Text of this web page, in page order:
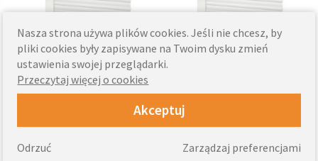
DOSTOSUJ
- roleta antywłamaniowa
zewnętrzna
- Nowoczesny system
DOSTOSUJ
- System antywłamaniowy
- Wysokiej jakości aluminium
od1424zł
Nasza strona używa plików cookies. Jeśli nie chcesz, by
pliki cookies były zapisywane na Twoim dysku zmień
ustawienia swojej przeglądarki.
Przeczytaj więcej o cookies
Akceptuj
Zarządzaj preferencjami
Odrzuć